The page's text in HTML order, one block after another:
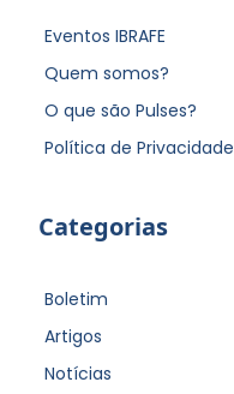
Eventos IBRAFE
Quem somos?
O que são Pulses?
Política de Privacidade
Categorias
Boletim
Artigos
Notícias